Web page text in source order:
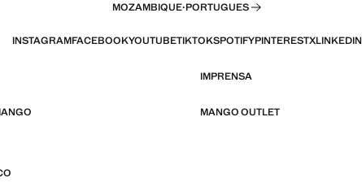
MOZAMBIQUE·PORTUGUES
INSTAGRAMFACEBOOKYOUTUBETIKTOKSPOTIFYPINTERESTXLINKEDIN
IMPRENSA
MANGO OUTLET